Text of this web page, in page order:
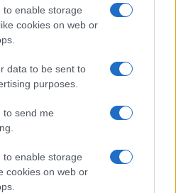
to enable storage
cookies on web or
data to be sent to
purposes.
to send me
to enable storage
cookies on web or